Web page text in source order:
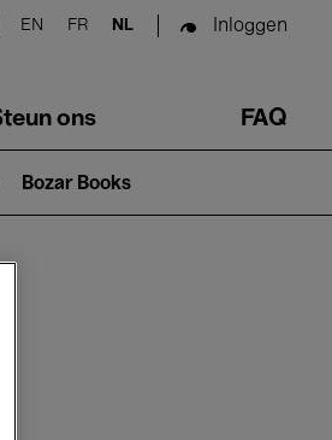
search
EN FR NL Inloggen
ons FAQ
Bozar Books